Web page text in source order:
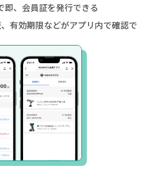
即、会員証を発行できる
有効期限などがアプリ内で確認で